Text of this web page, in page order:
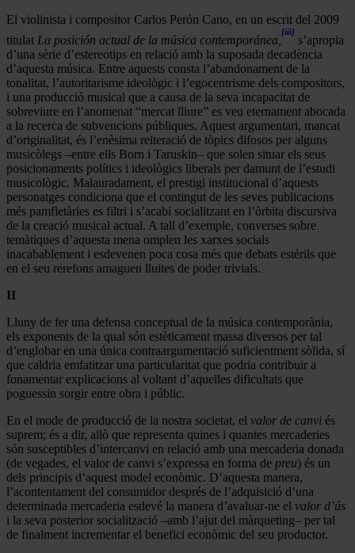
El violinista i compositor Carlos Perón Cano, en un escrit del 2009
titulat La posición actual de la música contemporánea,
[iii]
s’apropia
d’una sèrie d’estereotips en relació amb la suposada decadència
d’aquesta música. Entre aquests consta l’abandonament de la
tonalitat, l’autoritarisme ideològic i l’egocentrisme dels compositors,
i una producció musical que a causa de la seva incapacitat de
sobreviure en l’anomenat “mercat lliure” es veu eternament abocada
a la recerca de subvencions públiques. Aquest argumentari, mancat
d’originalitat, és l’enèsima reiteració de tòpics difosos per alguns
musicòlegs –entre ells Born i Taruskin– que solen situar els seus
posicionaments polítics i ideològics liberals per damunt de l’estudi
musicològic. Malauradament, el prestigi institucional d’aquests
personatges condiciona que el contingut de les seves publicacions
més pamfletàries es filtri i s’acabi socialitzant en l’òrbita discursiva
de la creació musical actual. A tall d’exemple, converses sobre
temàtiques d’aquesta mena omplen les xarxes socials
inacabablement i esdevenen poca cosa més que debats estèrils que
en el seu rerefons amaguen lluites de poder trivials.
II
Lluny de fer una defensa conceptual de la música contemporània,
els exponents de la qual són estèticament massa diversos per tal
d’englobar en una única contraargumentació suficientment sòlida, sí
que caldria emfatitzar una particularitat que podria contribuir a
fonamentar explicacions al voltant d’aquelles dificultats que
poguessin sorgir entre obra i públic.
En el mode de producció de la nostra societat, el valor de canvi és
suprem; és a dir, allò que representa quines i quantes mercaderies
són susceptibles d’intercanvi en relació amb una mercaderia donada
(de vegades, el valor de canvi s’expressa en forma de preu) és un
dels principis d’aquest model econòmic. D’aquesta manera,
l’acontentament del consumidor després de l’adquisició d’una
determinada mercaderia esdevé la manera d’avaluar-ne el valor d’ús
i la seva posterior socialització –amb l’ajut del màrqueting– per tal
de finalment incrementar el benefici econòmic del seu productor.